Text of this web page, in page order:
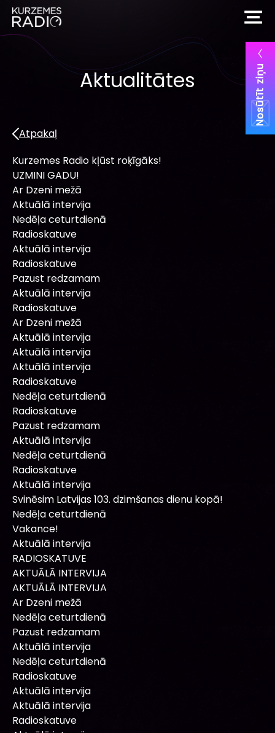
Nosūtīt ziņu
Aktualitātes
Atpakaļ
Kurzemes Radio kļūst roķīgāks!
UZMINI GADU!
Ar Dzeni mežā
Aktuālā intervija
Nedēļa ceturtdienā
Radioskatuve
Aktuālā intervija
Radioskatuve
Pazust redzamam
Aktuālā intervija
Radioskatuve
Ar Dzeni mežā
Aktuālā intervija
Aktuālā intervija
Aktuālā intervija
Radioskatuve
Nedēļa ceturtdienā
Radioskatuve
Pazust redzamam
Aktuālā intervija
Nedēļa ceturtdienā
Radioskatuve
Aktuālā intervija
Svinēsim Latvijas 103. dzimšanas dienu kopā!
Nedēļa ceturtdienā
Vakance!
Aktuālā intervija
RADIOSKATUVE
AKTUĀLĀ INTERVIJA
AKTUĀLĀ INTERVIJA
Ar Dzeni mežā
Nedēļa ceturtdienā
Pazust redzamam
Aktuālā intervija
Nedēļa ceturtdienā
Radioskatuve
Aktuālā intervija
Aktuālā intervija
Radioskatuve